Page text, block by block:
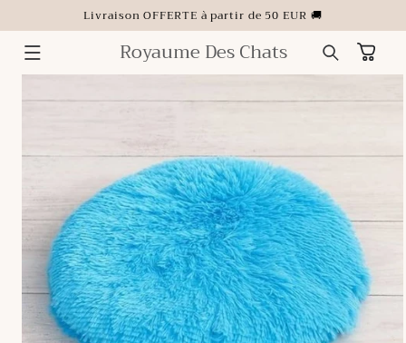
AU
CONTENU
Livraison OFFERTE à partir de 50 EUR 🚚
Royaume Des Chats Panier